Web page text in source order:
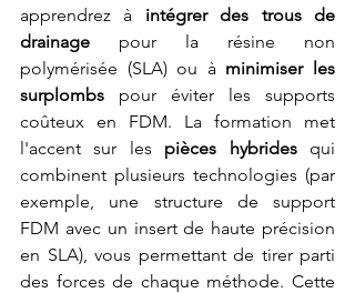
apprendrez à intégrer des trous de
drainage pour la résine non
polymérisée (SLA) ou à minimiser les
surplombs pour éviter les supports
coûteux en FDM. La formation met
l'accent sur les pièces hybrides qui
combinent plusieurs technologies (par
exemple, une structure de support
FDM avec un insert de haute précision
en SLA), vous permettant de tirer parti
des forces de chaque méthode. Cette